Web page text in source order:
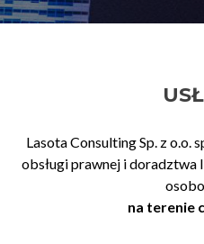
Lasota Consulting Sp. z o.o.
obsługi prawnej i doradztwa
na terenie